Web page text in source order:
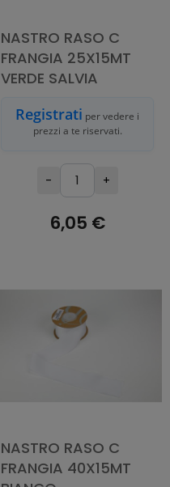
NASTRO RASO C
FRANGIA 25X15MT
VERDE SALVIA
Registrati per vedere i
prezzi a te riservati.
- +
6,05 €
NASTRO RASO C
FRANGIA 40X15MT